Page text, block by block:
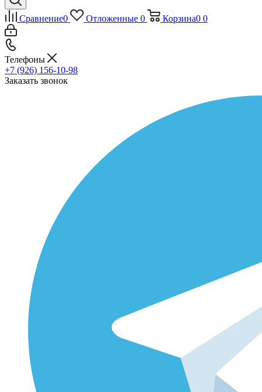
Сравнение0 Отложенные 0 Корзина0 0
Телефоны
+7 (926) 156-10-98
Заказать звонок